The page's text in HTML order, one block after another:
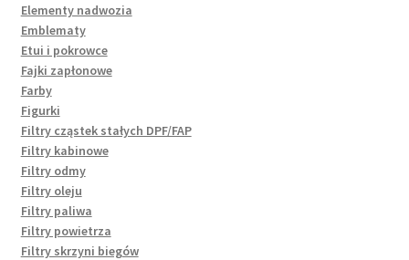
Elementy nadwozia
Emblematy
Etui i pokrowce
Fajki zapłonowe
Farby
Figurki
Filtry cząstek stałych DPF/FAP
Filtry kabinowe
Filtry odmy
Filtry oleju
Filtry paliwa
Filtry powietrza
Filtry skrzyni biegów